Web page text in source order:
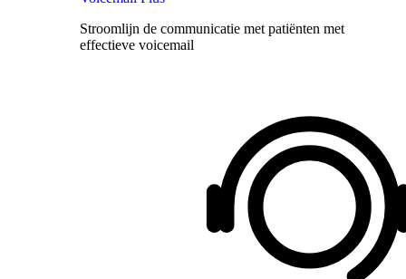
Stroomlijn de communicatie met patiënten met
effectieve voicemail